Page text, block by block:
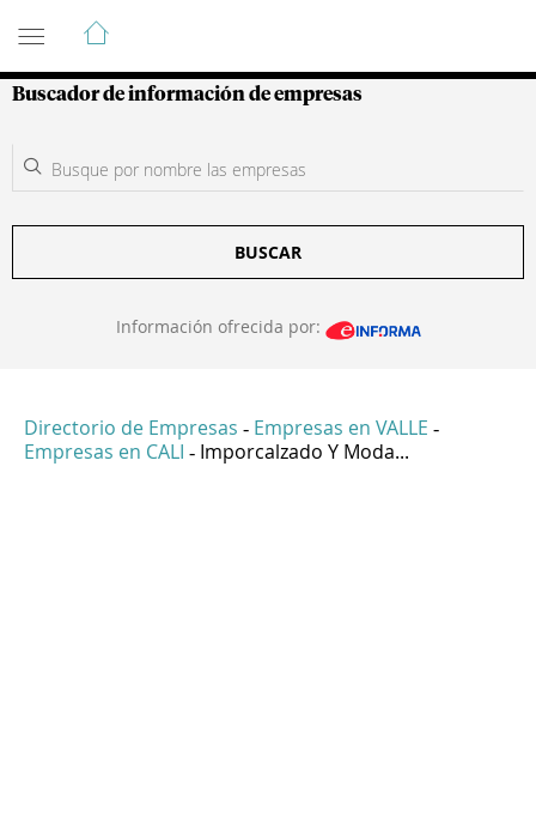
Guía de Empresas Colombianas
Buscador de información de empresas
BUSCAR
Información ofrecida por:
Directorio de Empresas - Empresas en VALLE -
Empresas en CALI - Imporcalzado Y Moda...